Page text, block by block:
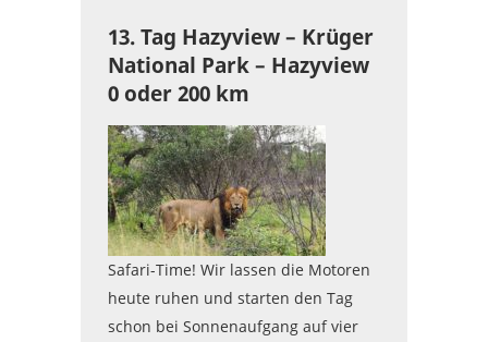
13. Tag Hazyview – Krüger
National Park – Hazyview
0 oder 200 km
Safari-Time! Wir lassen die Motoren
heute ruhen und starten den Tag
schon bei Sonnenaufgang auf vier